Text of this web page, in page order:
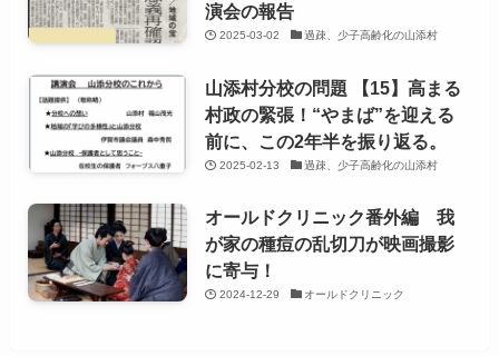
演会の報告
2025-03-02 過疎、少子高齢化の山添村
山添村分校の問題 【15】高まる
村政の緊張！“やまば”を迎える
前に、この2年半を振り返る。
2025-02-13 過疎、少子高齢化の山添村
オールドクリニック番外編 我
が家の種痘の乱切刀が映画撮影
に寄与！
2024-12-29 オールドクリニック